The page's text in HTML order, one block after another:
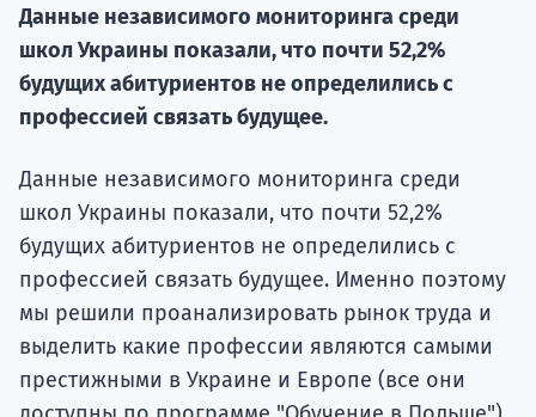
Данные независимого мониторинга среди
школ Украины показали, что почти 52,2%
будущих абитуриентов не определились с
профессией связать будущее.
Данные независимого мониторинга среди
школ Украины показали, что почти 52,2%
будущих абитуриентов не определились с
профессией связать будущее. Именно поэтому
мы решили проанализировать рынок труда и
выделить какие профессии являются самыми
престижными в Украине и Европе (все они